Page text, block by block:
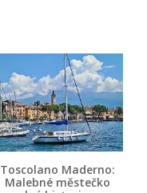
Toscolano Maderno:
Malebné městečko